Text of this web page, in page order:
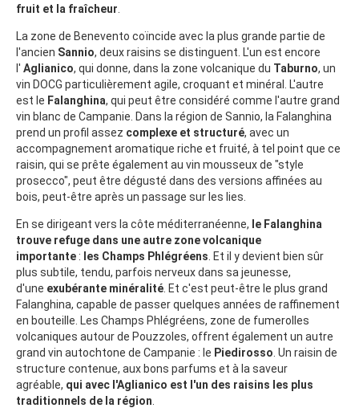
fruit et la fraîcheur
La zone de Benevento coïncide avec la plus grande partie de
l'ancien Sannio, deux raisins se distinguent. L'un est encore
l' Aglianico, qui donne, dans la zone volcanique du Taburno, un
vin DOCG particulièrement agile, croquant et minéral. L'autre
est le Falanghina, qui peut être considéré comme l'autre grand
vin blanc de Campanie. Dans la région de Sannio, la Falanghina
prend un profil assez complexe et structuré, avec un
accompagnement aromatique riche et fruité, à tel point que ce
raisin, qui se prête également au vin mousseux de "style
prosecco", peut être dégusté dans des versions affinées au
bois, peut-être après un passage sur les lies.
En se dirigeant vers la côte méditerranéenne, le Falanghina
trouve refuge dans une autre zone volcanique
importante : les Champs Phlégréens . Et il y devient bien sûr
plus subtile, tendu, parfois nerveux dans sa jeunesse,
d'une exubérante minéralité . Et c'est peut-être le plus grand
Falanghina, capable de passer quelques années de raffinement
en bouteille. Les Champs Phlégréens, zone de fumerolles
volcaniques autour de Pouzzoles, offrent également un autre
grand vin autochtone de Campanie : le Piedirosso . Un raisin de
structure contenue, aux bons parfums et à la saveur
agréable, qui avec l'Aglianico est l'un des raisins les plus
traditionnels de la région